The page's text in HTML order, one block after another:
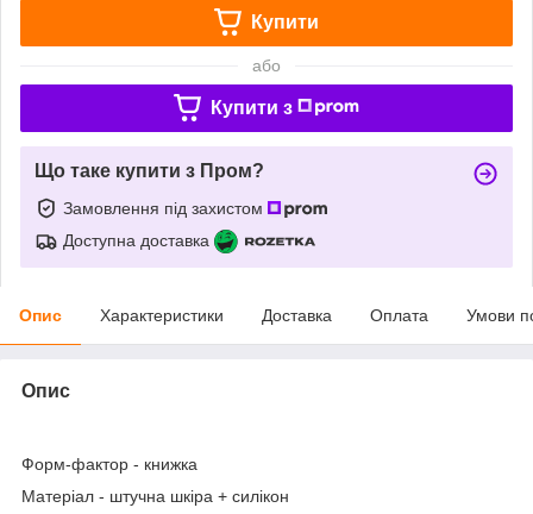
Купити
або
Купити з
Що таке купити з Пром?
Замовлення під захистом
Доступна доставка
Опис Характеристики Доставка Оплата Умови
Опис
Форм-фактор - книжка
Матеріал - штучна шкіра + силікон